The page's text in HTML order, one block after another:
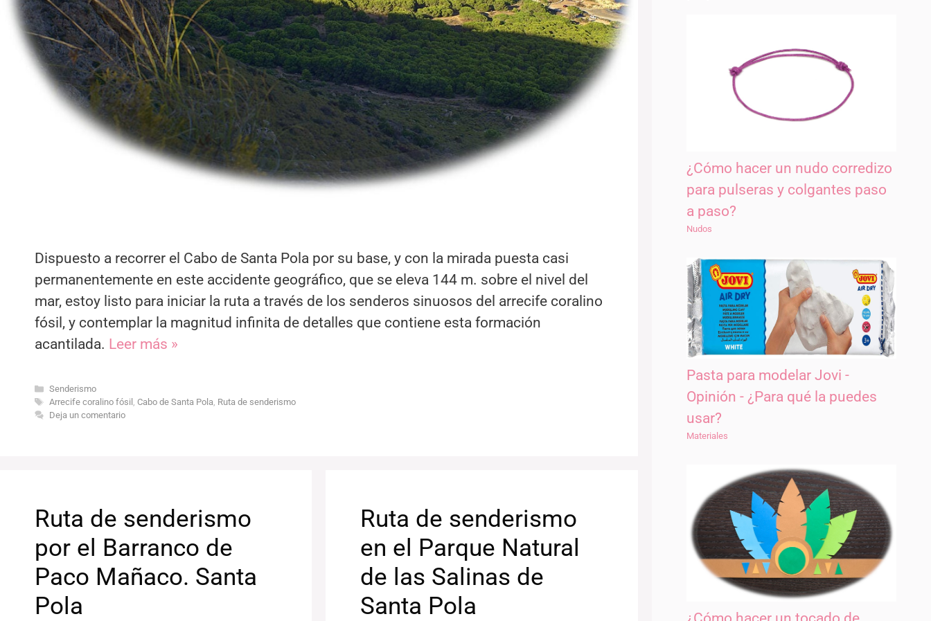
Dispuesto a recorrer el Cabo de Santa Pola por su base, y con la mirada puesta casi
permanentemente en este accidente geográfico, que se eleva 144 m. sobre el nivel del
mar, estoy listo para iniciar la ruta a través de los senderos sinuosos del arrecife coralino
fósil, y contemplar la magnitud infinita de detalles que contiene esta formación
acantilada. Leer más »
Categorías
Senderismo
Etiquetas
Arrecife coralino fósil , Cabo de Santa Pola, Ruta de senderismo
Deja un comentario
Ruta de senderismo
por el Barranco de
Paco Mañaco. Santa
Pola
Ruta de senderismo
en el Parque Natural
de las Salinas de
Santa Pola
¿Cómo hacer un nudo corredizo
para pulseras y colgantes paso
a paso?
Nudos
Pasta para modelar Jovi -
Opinión - ¿Para qué la puedes
usar?
Materiales